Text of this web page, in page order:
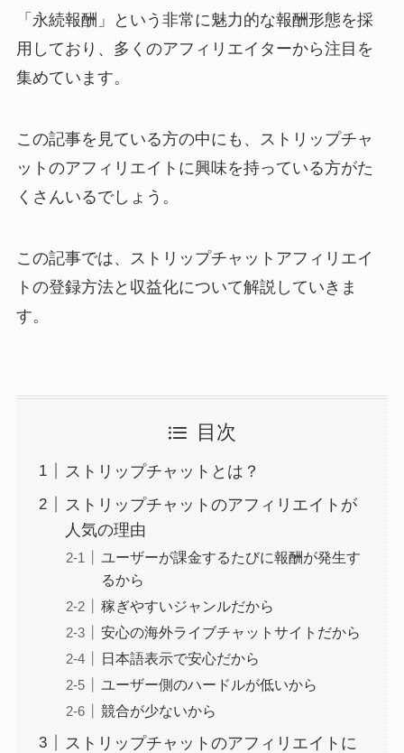
「永続報酬」という非常に魅力的な報酬形態を採
用しており、多くのアフィリエイターから注目を
集めています。
この記事を見ている方の中にも、ストリップチャ
ットのアフィリエイトに興味を持っている方がた
くさんいるでしょう。
この記事では、ストリップチャットアフィリエイ
トの登録方法と収益化について解説していきま
す。
目次
ストリップチャットとは？
ストリップチャットのアフィリエイトが
人気の理由
ユーザーが課金するたびに報酬が発生す
るから
稼ぎやすいジャンルだから
安心の海外ライブチャットサイトだから
日本語表示で安心だから
ユーザー側のハードルが低いから
競合が少ないから
ストリップチャットのアフィリエイトに